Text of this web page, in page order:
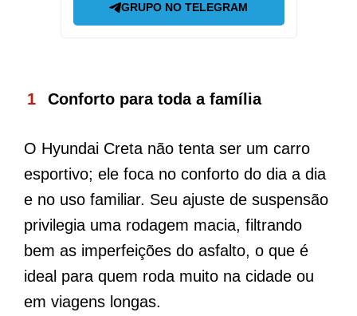
GRUPO NO TELEGRAM
Conforto para toda a família
O Hyundai Creta não tenta ser um carro
esportivo; ele foca no conforto do dia a dia
e no uso familiar. Seu ajuste de suspensão
privilegia uma rodagem macia, filtrando
bem as imperfeições do asfalto, o que é
ideal para quem roda muito na cidade ou
em viagens longas.